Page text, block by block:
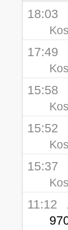
18:03
17:49
15:58
15:52
15:37
11:12